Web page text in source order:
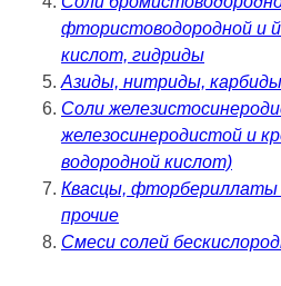
фтористоводородной и
кислот, гидриды
Азиды, нитриды, карбиды
Соли
железосинеродистой и
водородной кислот)
Квасцы, фторбериллаты
прочие
Смеси солей